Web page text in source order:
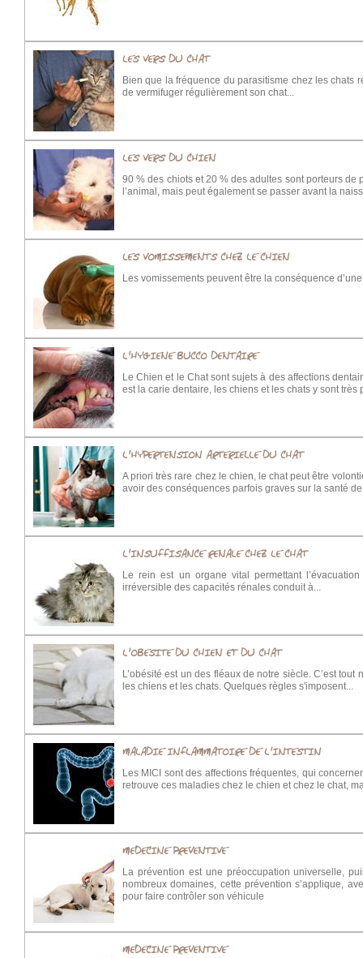
LES VERS DU CHAT
Bien que la fréquence du parasitisme chez les chats
de vermifuger régulièrement son chat...
LES VERS DU CHIEN
90 % des chiots et 20 % des adultes sont porteurs
l’animal, mais peut également se passer avant la
LES VOMISSEMENTS CHEZ LE CHIEN
Les vomissements peuvent être la conséquence
L'HYGIENE BUCCO DENTAIRE
Le Chien et le Chat sont sujets à des affections
est la carie dentaire, les chiens et les chats y sont très
L'HYPERTENSION ARTERIELLE DU CHAT
A priori très rare chez le chien, le chat peut être
avoir des conséquences parfois graves sur la santé
L'INSUFFISANCE RENALE CHEZ LE CHAT
Le rein est un organe vital permettant
irréversible des capacités rénales conduit à...
L'OBESITE DU CHIEN ET DU CHAT
L’obésité est un des fléaux de notre siècle. C’est
les chiens et les chats. Quelques règles s'imposent...
MALADIE INFLAMMATOIRE DE L'INTESTIN
Les MICI sont des affections fréquentes, qui
retrouve ces maladies chez le chien et chez le chat,
MEDECINE PREVENTIVE
La prévention est une préoccupation universelle,
nombreux domaines, cette prévention s’applique,
pour faire contrôler son véhicule
MEDECINE PREVENTIVE